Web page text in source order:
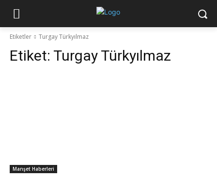
Etiketler Turgay Türkyılmaz
Etiket: Turgay Türkyılmaz
Manşet Haberleri